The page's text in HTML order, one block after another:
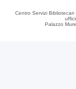
Centro Servizi
Palazzo